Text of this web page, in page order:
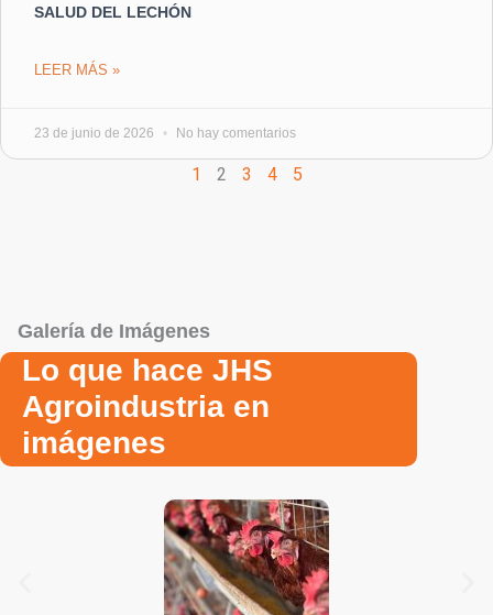
SALUD DEL LECHÓN
LEER MÁS »
23 de junio de 2026 No hay comentarios
1 2 3 4 5
Galería de Imágenes
Lo que hace JHS
Agroindustria en
imágenes